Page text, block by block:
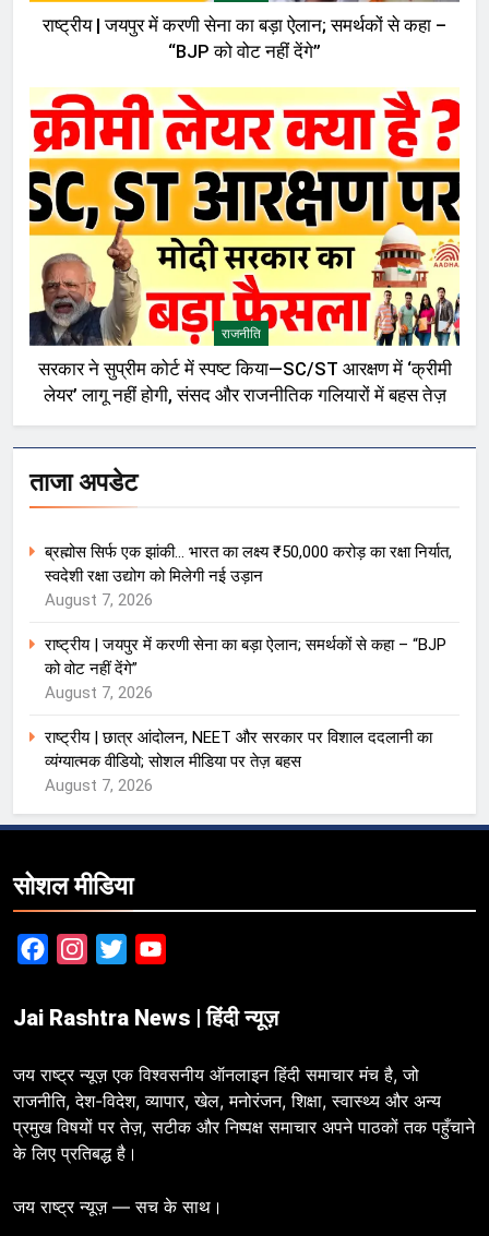
राष्ट्रीय | जयपुर में करणी सेना का बड़ा ऐलान; समर्थकों से कहा –
“BJP को वोट नहीं देंगे”
राजनीति
सरकार ने सुप्रीम कोर्ट में स्पष्ट किया—SC/ST आरक्षण में ‘क्रीमी
लेयर’ लागू नहीं होगी, संसद और राजनीतिक गलियारों में बहस तेज़
ताजा अपडेट
ब्रह्मोस सिर्फ एक झांकी… भारत का लक्ष्य ₹50,000 करोड़ का रक्षा निर्यात,
स्वदेशी रक्षा उद्योग को मिलेगी नई उड़ान
August 7, 2026
राष्ट्रीय | जयपुर में करणी सेना का बड़ा ऐलान; समर्थकों से कहा – “BJP
को वोट नहीं देंगे”
August 7, 2026
राष्ट्रीय | छात्र आंदोलन, NEET और सरकार पर विशाल ददलानी का
व्यंग्यात्मक वीडियो; सोशल मीडिया पर तेज़ बहस
August 7, 2026
सोशल मीडिया
FacebookInstagram
Twitter
Jai Rashtra News | हिंदी न्यूज़
जय राष्ट्र न्यूज़ एक विश्वसनीय ऑनलाइन हिंदी समाचार मंच है, जो
राजनीति, देश-विदेश, व्यापार, खेल, मनोरंजन, शिक्षा, स्वास्थ्य और अन्य
प्रमुख विषयों पर तेज़, सटीक और निष्पक्ष समाचार अपने पाठकों तक पहुँचाने
के लिए प्रतिबद्ध है।
जय राष्ट्र न्यूज़ — सच के साथ।